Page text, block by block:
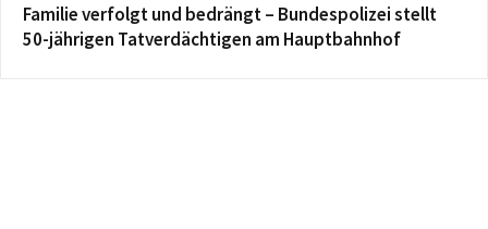
Familie verfolgt und bedrängt – Bundespolizei stellt
50-jährigen Tatverdächtigen am Hauptbahnhof